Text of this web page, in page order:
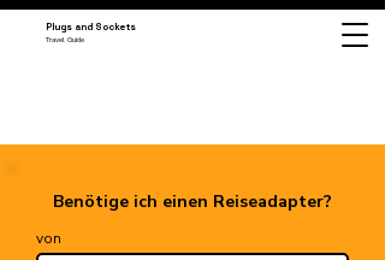
Plugs and Sockets
Travel Guide
Benötige ich einen Reiseadapter?
von